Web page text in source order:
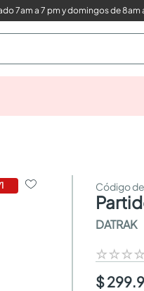
7am a 7 pm y domingos de 8am
1
DATRAK
☆☆☆☆
$